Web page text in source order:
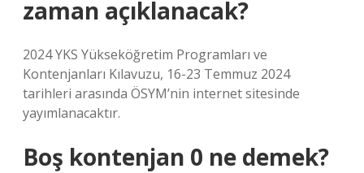
zaman açıklanacak?
2024 YKS Yükseköğretim Programları ve
Kontenjanları Kılavuzu, 16-23 Temmuz 2024
tarihleri ​​arasında ÖSYM’nin internet sitesinde
yayımlanacaktır.
Boş kontenjan 0 ne demek?